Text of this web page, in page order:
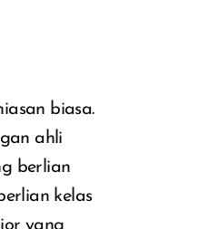
biasa.
ahli
berlian
kelas
yang